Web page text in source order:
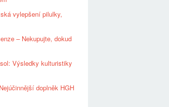
vylepšení pilulky,
– Nekupujte, dokud
Výsledky kulturistiky
doplněk HGH